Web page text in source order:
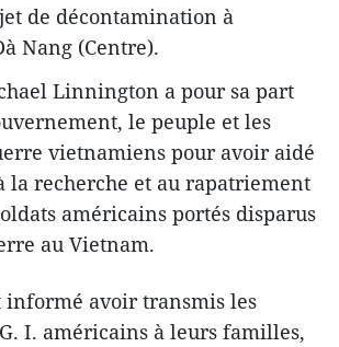
de décontamination à
Nang (Centre).
Linnington a pour sa part
le peuple et les
vietnamiens pour avoir aidé
la recherche et au rapatriement
américains portés disparus
au Vietnam.
informé avoir transmis les
I. américains à leurs familles,